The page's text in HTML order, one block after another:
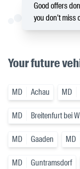
Good offers
you don't miss
Your future
MD Achau MD
MD Breitenfurt bei
MD Gaaden MD
MD Guntramsdorf